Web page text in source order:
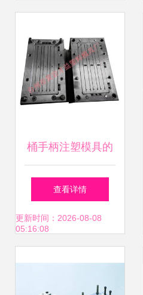
桶手柄注塑模具的
精湛工艺——台州
市黄岩才益塑料模
查看详情
更新时间：2026-08-08
05:16:08